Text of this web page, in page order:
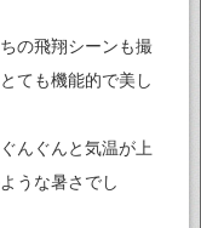
の飛翔シーンも撮
ても機能的で美し
んぐんと気温が上
うな暑さでし